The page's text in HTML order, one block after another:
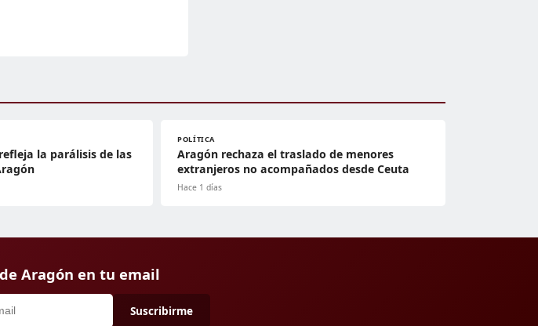
la parálisis de las
POLÍTICA
Aragón rechaza el traslado de menores
extranjeros no acompañados desde Ceuta
Hace 1 días
Aragón en tu email
Suscribirme